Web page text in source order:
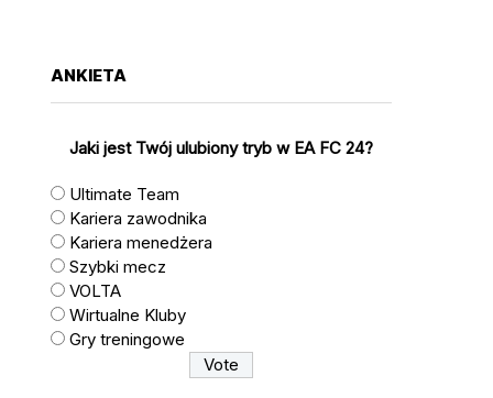
ANKIETA
Jaki jest Twój ulubiony tryb w EA FC 24?
Ultimate Team
Kariera zawodnika
Kariera menedżera
Szybki mecz
VOLTA
Wirtualne Kluby
Gry treningowe